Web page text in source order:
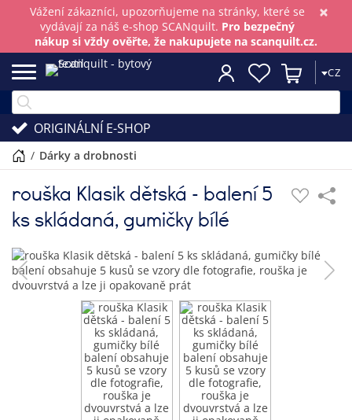
×
Vážení zákazníci, upozorňujeme na stránky, které se
vydávají za náš e-shop SCANquilt. Pro bezpečný
nákup si vždy ověřte, že nakupujete na scanquilt.cz.
CZ
ORIGINÁLNÍ E-SHOP
/ dárky a drobnosti
rouška Klasik dětská - balení 5
ks skládaná, gumičky bílé